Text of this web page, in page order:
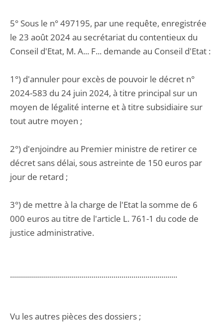
5° Sous le n° 497195, par une requête, enregistrée
le 23 août 2024 au secrétariat du contentieux du
Conseil d'Etat, M. A... F... demande au Conseil d'Etat :
1°) d'annuler pour excès de pouvoir le décret n°
2024-583 du 24 juin 2024, à titre principal sur un
moyen de légalité interne et à titre subsidiaire sur
tout autre moyen ;
2°) d'enjoindre au Premier ministre de retirer ce
décret sans délai, sous astreinte de 150 euros par
jour de retard ;
3°) de mettre à la charge de l'Etat la somme de 6
000 euros au titre de l'article L. 761-1 du code de
justice administrative.
....................................................................................
Vu les autres pièces des dossiers ;